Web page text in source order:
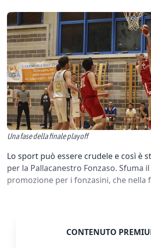
Una fase della finale playoff
Lo sport può essere crudele e così è
per la Pallacanestro Fonzaso. Sfuma
promozione per i fonzasini, che nella
CONTENUTO